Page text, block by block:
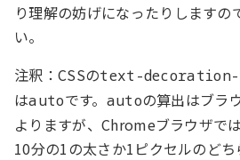
り理解の妨げになったりしますの
い。
注釈：CSSのtext-
はautoです。 autoの算出はブラ
よりますが、Chromeブラウザで
10分の1の太さか1ピクセルのど